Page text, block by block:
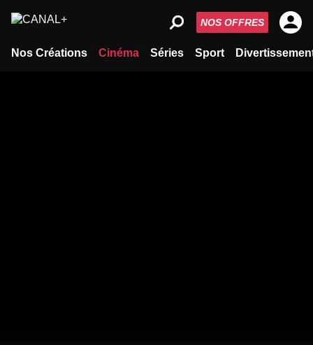
Nos Créations Cinéma Séries Sport
NOS OFFRES